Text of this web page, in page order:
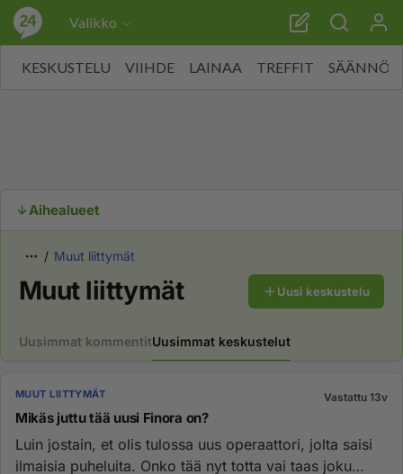
Valikko
KESKUSTELU VIIHDE LAINAA TREFFIT SÄÄNNÖT
Aihealueet
Muut liittymät
Muut liittymät Uusi keskustelu
Uusimmat kommentitUusimmat keskustelut
MUUT LIITTYMÄT Vastattu 13v
Mikäs juttu tää uusi Finora on?
Luin jostain, et olis tulossa uus operaattori, jolta saisi
ilmaisia puheluita. Onko tää nyt totta vai taas joku